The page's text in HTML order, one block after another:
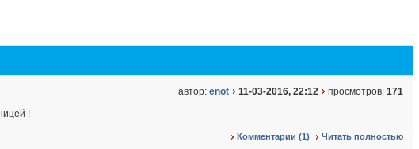
автор: enot 11-03-2016, 22:12 просмотров: 171
Комментарии (1) Читать полностью